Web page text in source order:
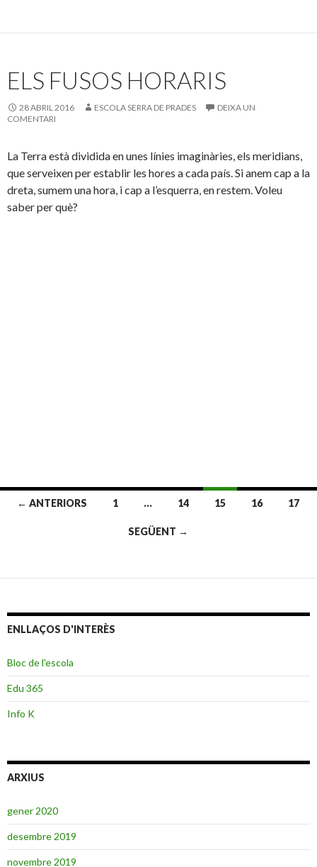
ELS FUSOS HORARIS
28 ABRIL 2016 ESCOLA SERRA DE PRADES
DEIXA UN
COMENTARI
La Terra està dividida en unes línies imaginàries, els meridians,
que serveixen per establir les hores a cada país. Si anem cap a la
dreta, sumem una hora, i cap a l’esquerra, en restem. Voleu
saber per què?
articles
← ANTERIORS 1 … 14 15 16 17
SEGÜENT →
ENLLAÇOS D'INTERÈS
Bloc de l'escola
Edu 365
Info K
ARXIUS
gener 2020
desembre 2019
novembre 2019